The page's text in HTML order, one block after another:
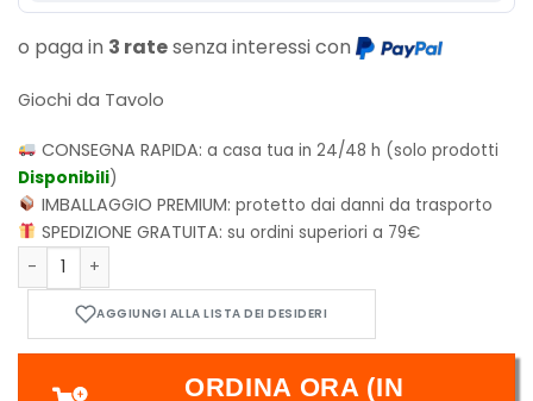
o paga in 3 ratesenza interessi con
Giochi da Tavolo
CONSEGNA RAPIDA:a casa tua in 24/48 h (solo prodotti
Disponibili)
IMBALLAGGIO PREMIUM:protetto dai danni da trasporto
SPEDIZIONE GRATUITA:su ordini superiori a 79€
Dixit Kids quantità
ORDINA ORA (IN